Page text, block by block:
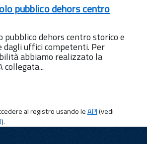
pubblico dehors centro
pubblico dehors centro storico e
dagli uffici competenti. Per
abbiamo realizzato la
collegata...
al registro usando leAPI(vedi
).